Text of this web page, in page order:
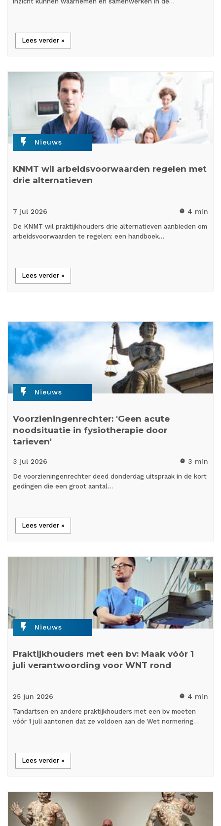
Lees verder »
flash_on Nieuws
KNMT wil arbeidsvoorwaarden regelen met
drie alternatieven
7 jul 2026 timer 4 min
De KNMT wil praktijkhouders drie alternatieven aanbieden om
arbeidsvoorwaarden te regelen: een handboek…
Lees verder »
flash_on Nieuws
Voorzieningenrechter: 'Geen acute
noodsituatie in fysiotherapie door
tarieven'
3 jul 2026 timer 3 min
De voorzieningenrechter deed donderdag uitspraak in de kort
gedingen die een groot aantal…
Lees verder »
flash_on Nieuws
Praktijkhouders met een bv: Maak vóór 1
juli verantwoording voor WNT rond
25 jun 2026 timer 4 min
Tandartsen en andere praktijkhouders met een bv moeten
vóór 1 juli aantonen dat ze voldoen aan de Wet normering…
Lees verder »